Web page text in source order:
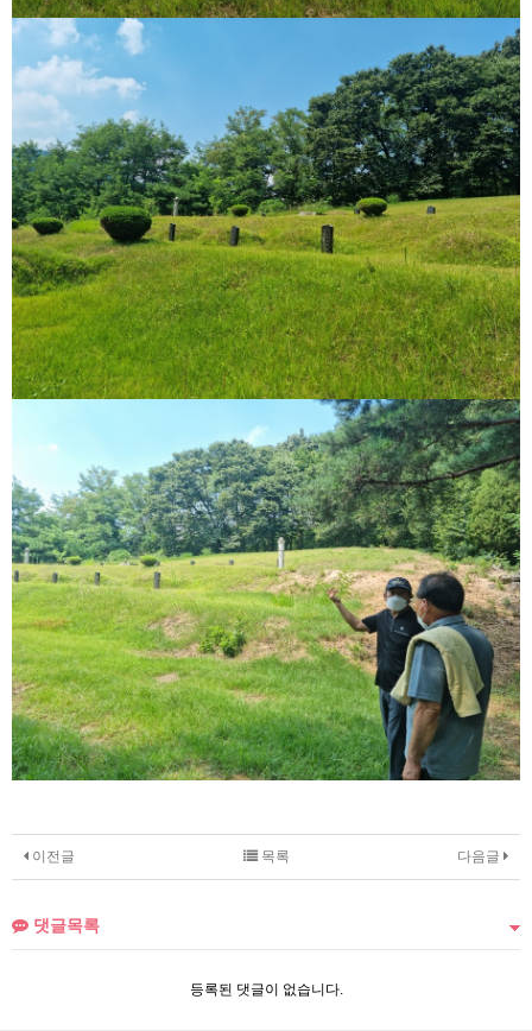
이전글 다음글
목록
댓글목록
등록된 댓글이 없습니다.